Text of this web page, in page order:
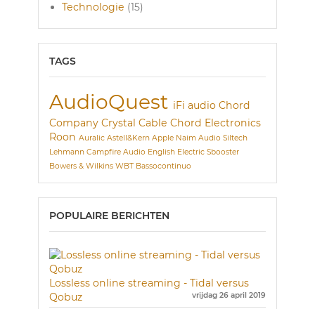
Technologie (15)
TAGS
AudioQuest iFi audio Chord
Company Crystal Cable Chord Electronics
Roon Auralic Astell&Kern Apple Naim Audio Siltech
Lehmann Campfire Audio English Electric Sbooster
Bowers & Wilkins WBT Bassocontinuo
POPULAIRE BERICHTEN
Lossless online streaming - Tidal versus
Qobuz
vrijdag 26 april 2019